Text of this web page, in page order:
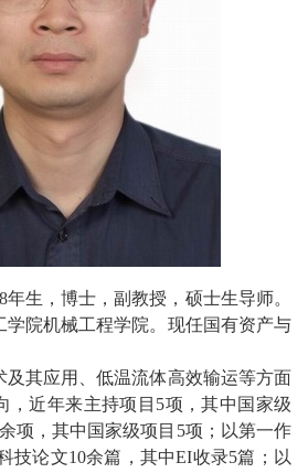
年生，博士，副教授，硕士生导师。
学院机械工程学院。现任国有资产与
及其应用、低温流体高效输运等方面
，近年来主持项目 5项，其中 国家级
项，其中国家级项目 5项；以第一作
技论文10余篇，其中EI收录5篇；以